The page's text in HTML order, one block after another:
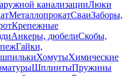
канализацииЛюки
МеталлопрокатСваиЗаборы,
Крепежные
Анкеры, дюбелиСкобы,
Гайки,
ХомутыХимические
ШплинтыПружины